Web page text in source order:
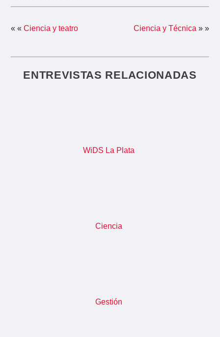
« «Ciencia y teatro Ciencia y Técnica » »
ENTREVISTAS RELACIONADAS
WiDS La Plata
Ciencia
Gestión